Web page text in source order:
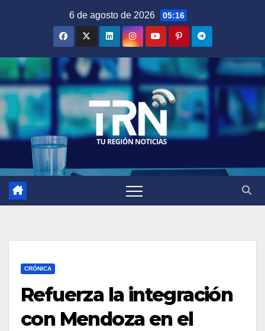
6 de agosto de 2026 05:16
CRÓNICA
Refuerza la integración
con Mendoza en el